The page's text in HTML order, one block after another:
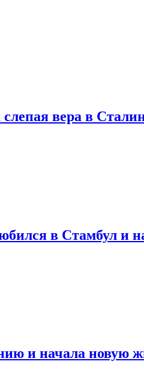
вера в
в Стамбул и
и начала новую